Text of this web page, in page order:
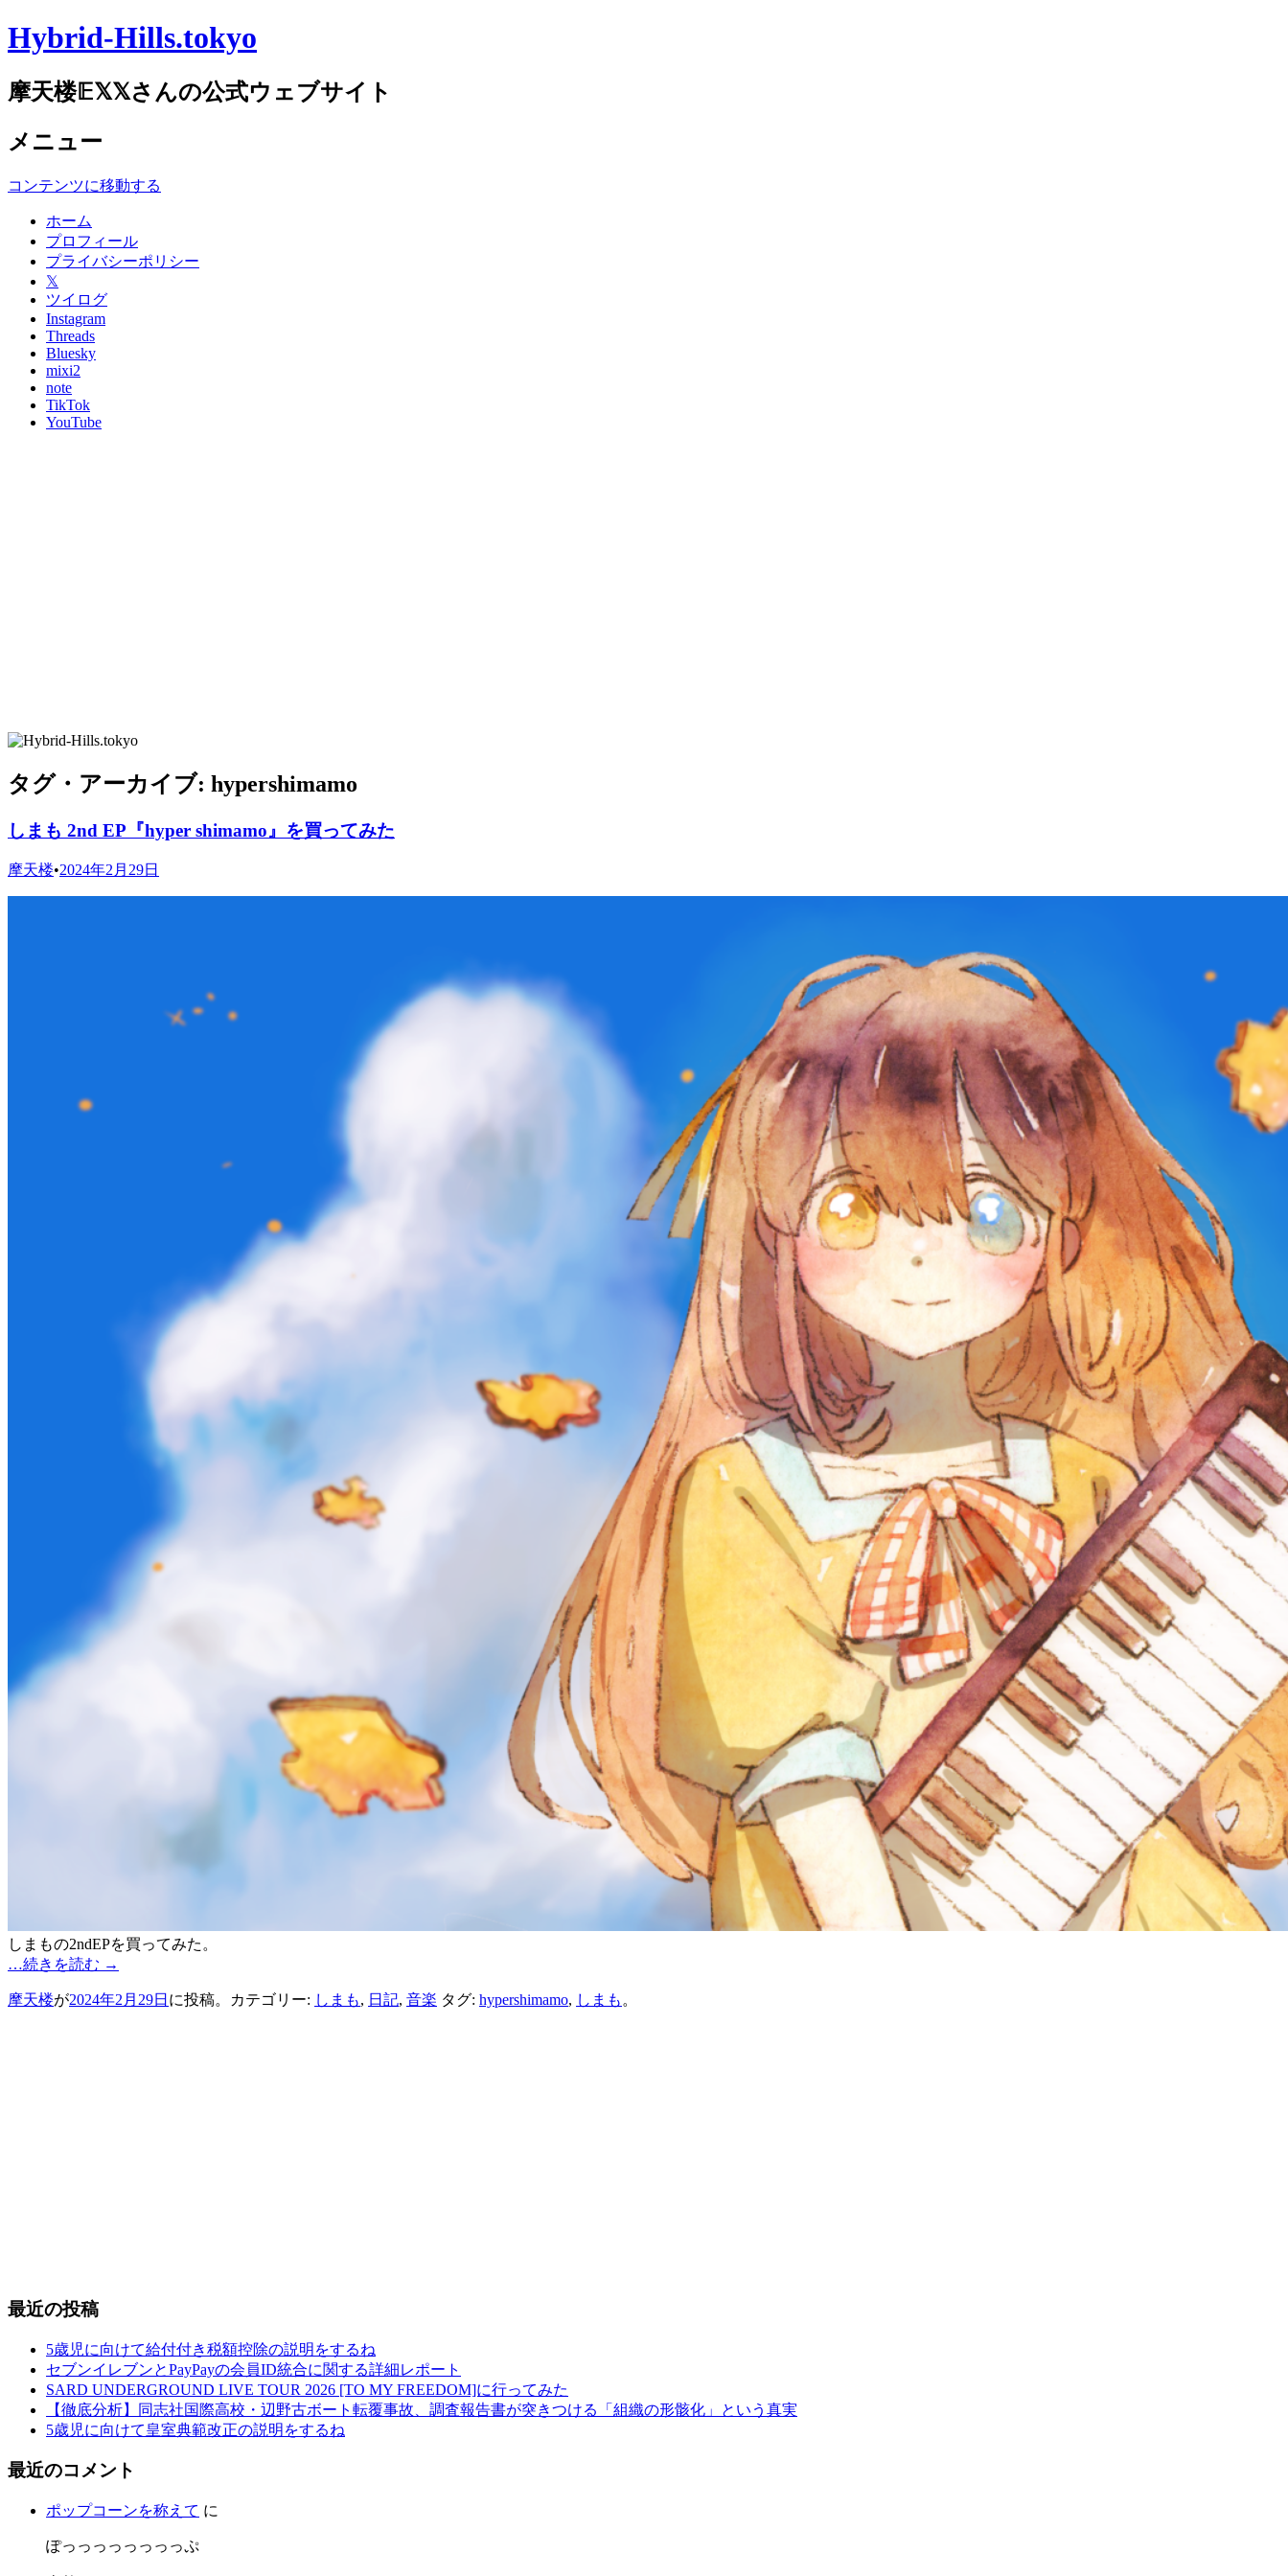
Hybrid-Hills.tokyo
摩天楼𝔼𝕏𝕏さんの公式ウェブサイト
メニュー
コンテンツに移動する
ホーム
プロフィール
プライバシーポリシー
𝕏
ツイログ
Instagram
Threads
Bluesky
mixi2
note
TikTok
YouTube
タグ・アーカイブ: hypershimamo
しまも 2nd EP『hyper shimamo』を買ってみた
摩天楼•2024年2月29日
しまもの2ndEPを買ってみた。
…続きを読む →
摩天楼が2024年2月29日 に投稿。カテゴリー: しまも, 日記, 音楽 タグ: hypershimamo, しまも 。
最近の投稿
5歳児に向けて給付付き税額控除の説明をするね
セブンイレブンとPayPayの会員ID統合に関する詳細レポート
SARD UNDERGROUND LIVE TOUR 2026 [TO MY FREEDOM]に行ってみた
【徹底分析】同志社国際高校・辺野古ボート転覆事故、調査報告書が突きつける「組織の形骸化」という真実
5歳児に向けて皇室典範改正の説明をするね
最近のコメント
ポップコーンを称えて に
ぽっっっっっっっっぷ